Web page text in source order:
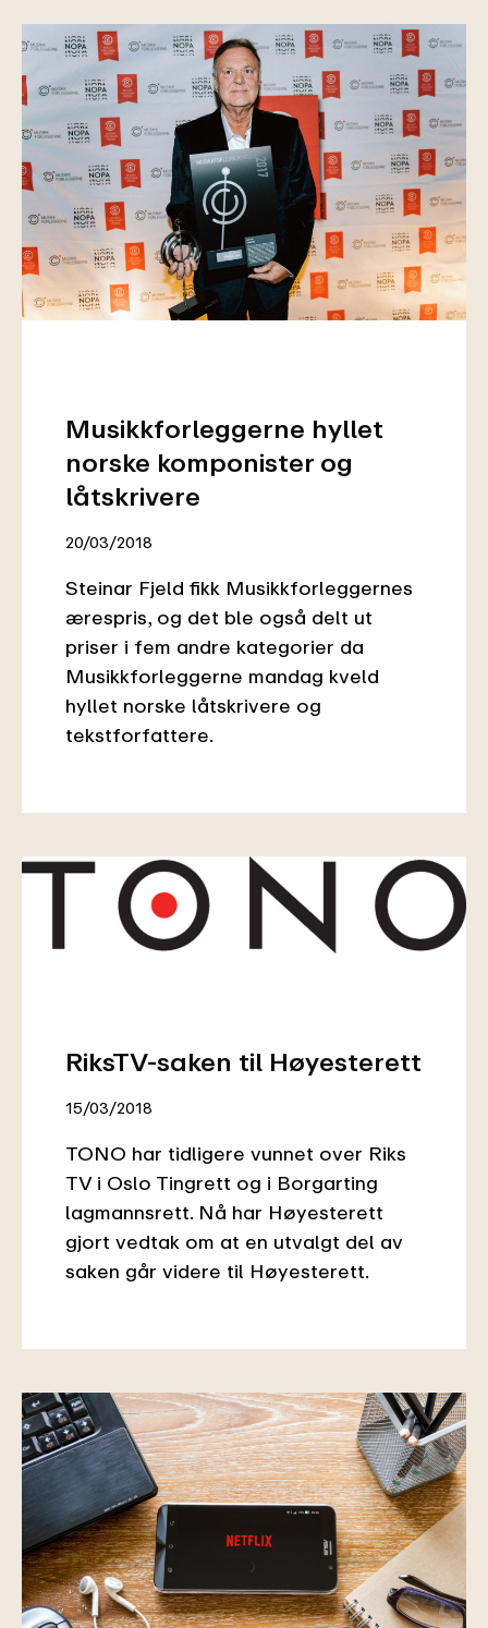
Musikkforleggerne hyllet
norske komponister og
låtskrivere
20/03/2018
Steinar Fjeld fikk Musikkforleggernes
ærespris, og det ble også delt ut
priser i fem andre kategorier da
Musikkforleggerne mandag kveld
hyllet norske låtskrivere og
tekstforfattere.
RiksTV-saken til Høyesterett
15/03/2018
TONO har tidligere vunnet over Riks
TV i Oslo Tingrett og i Borgarting
lagmannsrett. Nå har Høyesterett
gjort vedtak om at en utvalgt del av
saken går videre til Høyesterett.